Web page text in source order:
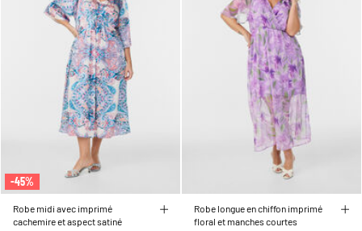
-45%
Robe midi avec imprimé
cachemire et aspect satiné
Robe longue en chiffon imprimé
floral et manches courtes